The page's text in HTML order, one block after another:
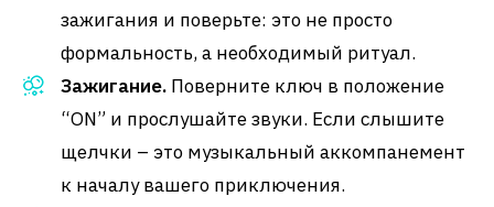
зажигания и поверьте: это не просто
формальность, а необходимый ритуал.
Зажигание. Поверните ключ в положение
“ON” и прослушайте звуки. Если слышите
щелчки – это музыкальный аккомпанемент
к началу вашего приключения.